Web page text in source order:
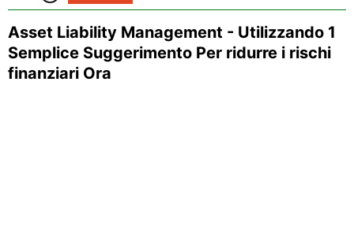
Asset Liability Management - Utilizzando 1
Semplice Suggerimento Per ridurre i rischi
finanziari Ora